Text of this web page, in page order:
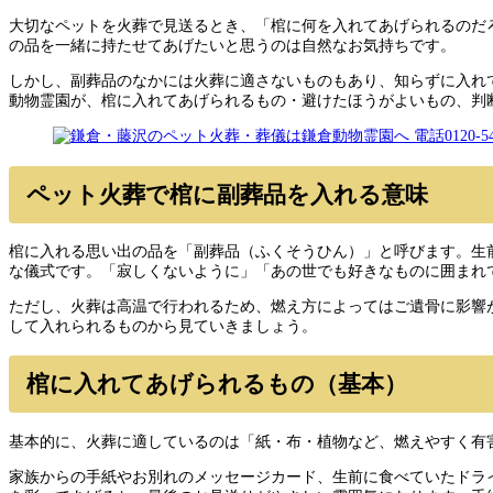
大切なペットを火葬で見送るとき、「棺に何を入れてあげられるの
の品を一緒に持たせてあげたいと思うのは自然なお気持ちです。
しかし、副葬品のなかには火葬に適さないものもあり、知らずに入
動物霊園が、棺に入れてあげられるもの・避けたほうがよいもの、
ペット火葬で棺に副葬品を入れる意味
棺に入れる思い出の品を「副葬品（ふくそうひん）」と呼びます。
な儀式です。「寂しくないように」「あの世でも好きなものに囲ま
ただし、火葬は高温で行われるため、燃え方によってはご遺骨に影
して入れられるものから見ていきましょう。
棺に入れてあげられるもの（基本）
基本的に、火葬に適しているのは「紙・布・植物など、燃えやすく
家族からの手紙やお別れのメッセージカード、生前に食べていたド